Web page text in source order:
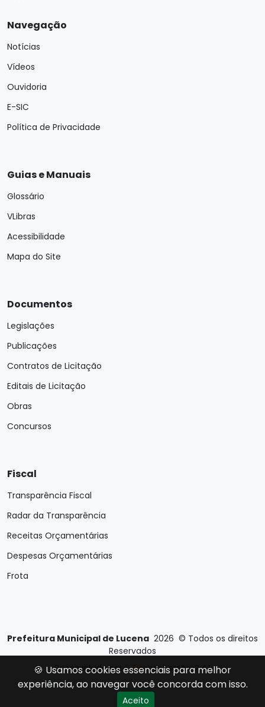
Navegação
Notícias
Vídeos
Ouvidoria
E-SIC
Política de Privacidade
Guias e Manuais
Glossário
VLibras
Acessibilidade
Mapa do Site
Documentos
Legislações
Publicações
Contratos de Licitação
Editais de Licitação
Obras
Concursos
Fiscal
Transparência Fiscal
Radar da Transparência
Receitas Orçamentárias
Despesas Orçamentárias
Frota
Prefeitura Municipal de Lucena 2026 © Todos os direitos
Reservados
Desenvolvido porE-Ticons| Versão: 2.4.1
🍪 Usamos cookies essenciais para melhor
experiência, ao navegar você concorda com isso.
Aceito